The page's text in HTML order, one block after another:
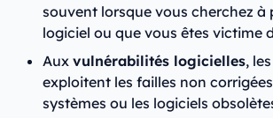
souvent lorsque vous cherchez à
logiciel ou que vous êtes victime
Aux vulnérabilités logicielles,
exploitent les failles non
systèmes ou les logiciels